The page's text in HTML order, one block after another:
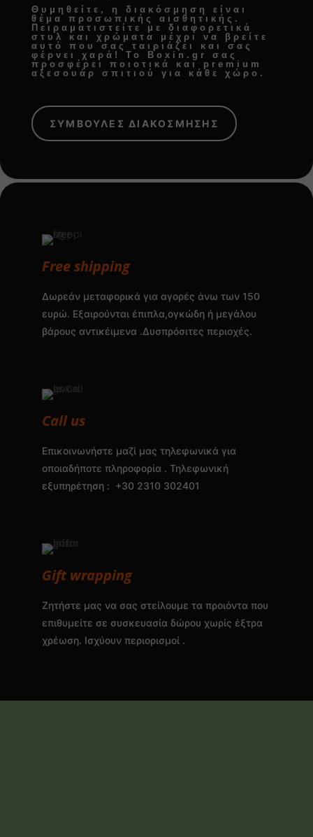
Θυμηθείτε, η διακόσμηση είναι
θέμα προσωπικής αισθητικής.
Πειραματιστείτε με διαφορετικά
στυλ και χρώματα μέχρι να βρείτε
αυτό που σας ταιριάζει και σας
φέρνει χαρά! Το Boxin.gr σας
προσφέρει ποιοτικά και premium
αξεσουάρ σπιτιού
για κάθε χώρο.
ΣΥΜΒΟΥΛΕΣ ΔΙΑΚΟΣΜΗΣΗΣ
Free shipping
Δωρεάν μεταφορικά για αγορές άνω των 150
ευρώ. Εξαιρούνται έπιπλα,ογκώδη ή μεγάλου
βάρους αντικέιμενα .Δυσπρόσιτες περιοχές.
Call us
Επικοινωνήστε μαζί μας τηλεφωνικά για
οποιαδήποτε πληροφορία . Τηλεφωνική
εξυπηρέτηση : +30 2310 302401
Gift wrapping
Ζητήστε μας να σας στείλουμε τα προιόντα που
επιθυμείτε σε συσκευασία δώρου χωρίς έξτρα
χρέωση. Ισχύουν περιορισμοί .